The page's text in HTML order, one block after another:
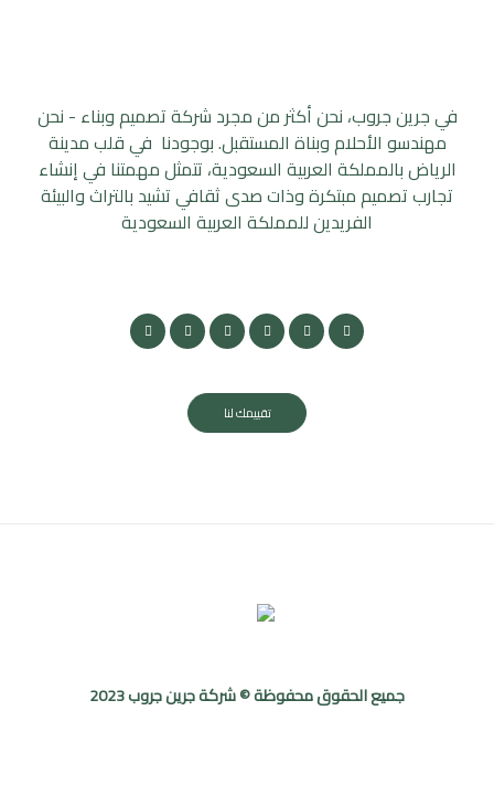
في جرين جروب، نحن أكثر من مجرد شركة تصميم وبناء - نحن
مهندسو الأحلام وبناة المستقبل. بوجودنا في قلب مدينة
الرياض بالمملكة العربية السعودية، تتمثل مهمتنا في إنشاء
تجارب تصميم مبتكرة وذات صدى ثقافي تشيد بالتراث والبيئة
الفريدين للمملكة العربية السعودية
تقييمك لنا
جميع الحقوق محفوظة © شركة جرين جروب 2023